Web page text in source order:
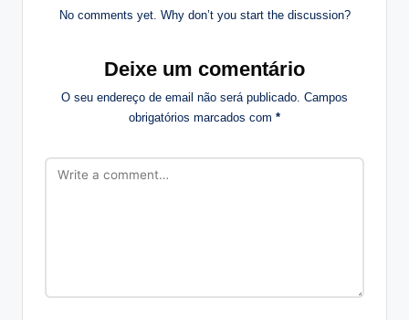
No comments yet. Why don’t you start the discussion?
Deixe um comentário
O seu endereço de email não será publicado. Campos
obrigatórios marcados com *